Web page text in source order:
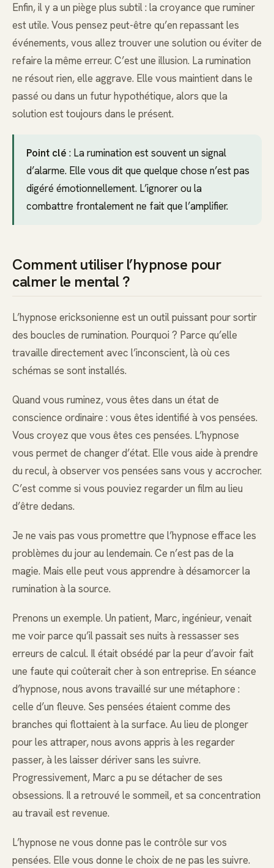
Enfin, il y a un piège plus subtil : la croyance que ruminer
est utile. Vous pensez peut-être qu’en repassant les
événements, vous allez trouver une solution ou éviter de
refaire la même erreur. C’est une illusion. La rumination
ne résout rien, elle aggrave. Elle vous maintient dans le
passé ou dans un futur hypothétique, alors que la
solution est toujours dans le présent.
Point clé : La rumination est souvent un signal
d’alarme. Elle vous dit que quelque chose n’est pas
digéré émotionnellement. L’ignorer ou la
combattre frontalement ne fait que l’amplifier.
Comment utiliser l’hypnose pour
calmer le mental ?
L’hypnose ericksonienne est un outil puissant pour sortir
des boucles de rumination. Pourquoi ? Parce qu’elle
travaille directement avec l’inconscient, là où ces
schémas se sont installés.
Quand vous ruminez, vous êtes dans un état de
conscience ordinaire : vous êtes identifié à vos pensées.
Vous croyez que vous êtes ces pensées. L’hypnose
vous permet de changer d’état. Elle vous aide à prendre
du recul, à observer vos pensées sans vous y accrocher.
C’est comme si vous pouviez regarder un film au lieu
d’être dedans.
Je ne vais pas vous promettre que l’hypnose efface les
problèmes du jour au lendemain. Ce n’est pas de la
magie. Mais elle peut vous apprendre à désamorcer la
rumination à la source.
Prenons un exemple. Un patient, Marc, ingénieur, venait
me voir parce qu’il passait ses nuits à ressasser ses
erreurs de calcul. Il était obsédé par la peur d’avoir fait
une faute qui coûterait cher à son entreprise. En séance
d’hypnose, nous avons travaillé sur une métaphore :
celle d’un fleuve. Ses pensées étaient comme des
branches qui flottaient à la surface. Au lieu de plonger
pour les attraper, nous avons appris à les regarder
passer, à les laisser dériver sans les suivre.
Progressivement, Marc a pu se détacher de ses
obsessions. Il a retrouvé le sommeil, et sa concentration
au travail est revenue.
L’hypnose ne vous donne pas le contrôle sur vos
pensées. Elle vous donne le choix de ne pas les suivre.